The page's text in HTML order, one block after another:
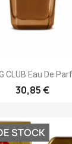
Vista rápida
CLUB Eau De
30,85 €
STOCK